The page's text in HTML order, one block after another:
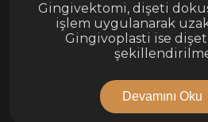
Gingivektomi, dişeti
işlem uygulanarak
Gingivoplasti ise
Devamını Oku